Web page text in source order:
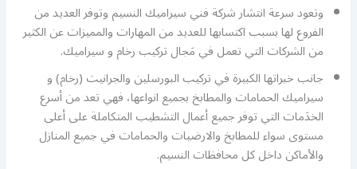
وتعود سرعة انتشار شركة فني سيراميك النسيم وتوفر العديد من
الفروع لها بسبب اكتسابها للعديد من المهارات والمميزات عن الكثير
من الشركات التي تعمل في مَجال تركيب رخام و سيراميك.
جانب خبراتها الكبيرة في تركيب البورسلين والجرانيت (رخام) و
سيراميك الحمامات والمطابخ بجميع انواعها، فهي تعد من أسرع
الخدَمات التي توفر جميع أعمال التشطيب المتكاملة على أعلى
مستوى سواء للمطابخ والارضيات والحمامات في جميع المنازل
والأماكن داخل كل محافظات النسيم.